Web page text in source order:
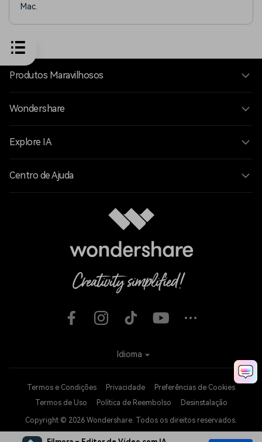
Mac.
Produtos Maravilhosos
Wondershare
Explore IA
Centro de Ajuda
Termos e Condições Privacidade
Preferências de Cookies
Termos de Uso
Política de Reembolso Desinstalação
Copyright © 2026 Wondershare. Todos os direitos reservados.
Idioma